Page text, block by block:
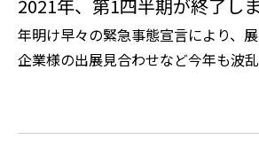
2021年、第1四半期が終了し
年明け早々の緊急事態宣言により、
企業様の出展見合わせなど今年も波